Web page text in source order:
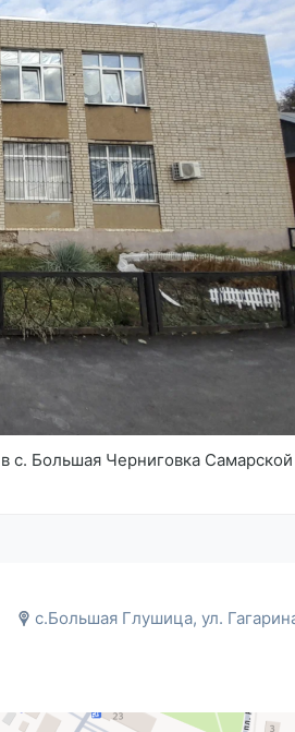
с. Большая Черниговка Самарской
с.Большая Глушица, ул.